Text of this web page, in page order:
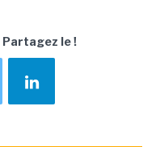
Partagez le !